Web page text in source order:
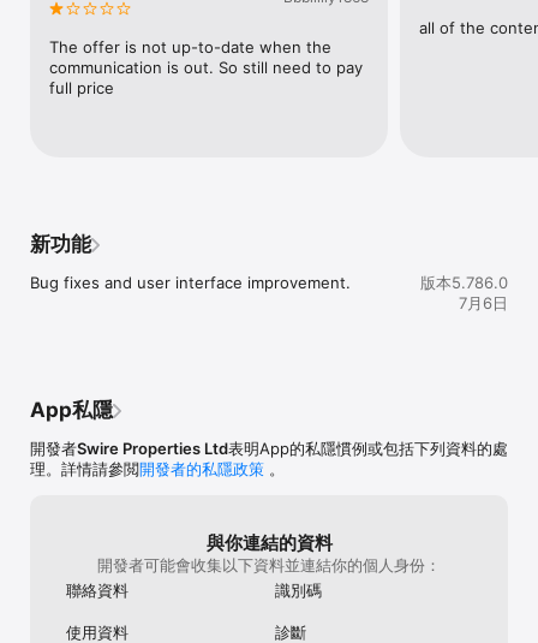
The offer is not up-to-date when the
communication is out. So still need to pay
full price
all of the
新功能
Bug fixes and user interface improvement.
版本5.786.0
7月6日
App私隱
開發者Swire Properties Ltd表明App的私隱慣例或包括下列資料的處
理。詳情請參閲開發者的私隱政策 。
與你連結的資料
開發者可能會收集以下資料並連結你的個人身份：
聯絡資料
識別碼
使用資料 診斷